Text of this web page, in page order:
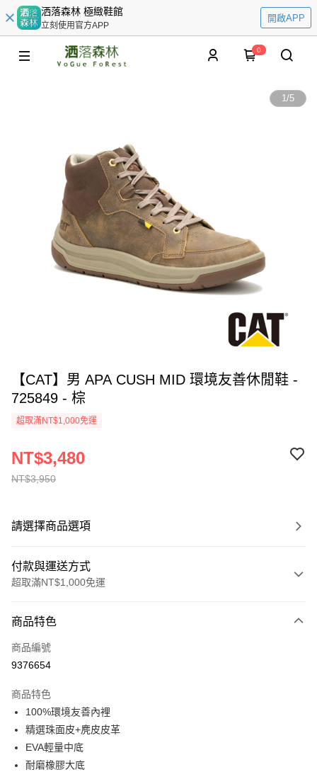
洒落森林 極緻鞋館
立刻使用官方APP
開啟APP
0
1/5
【CAT】男 APA CUSH MID 環境友善休閒鞋 -
725849 - 棕
超取滿NT$1,000免運
NT$3,950
NT$3,480
請選擇商品選項
付款與運送方式
超取滿NT$1,000免運
信用卡一次付款
超商取貨付款
運送方式
全家取貨付款
每筆NT$60，滿NT$1,000(含以上)免運費
7-11取貨付款
商品特色
商品編號
9376654
商品特色
100%環境友善內裡
精選珠面皮+麂皮皮革
EVA輕量中底
耐磨橡膠大底